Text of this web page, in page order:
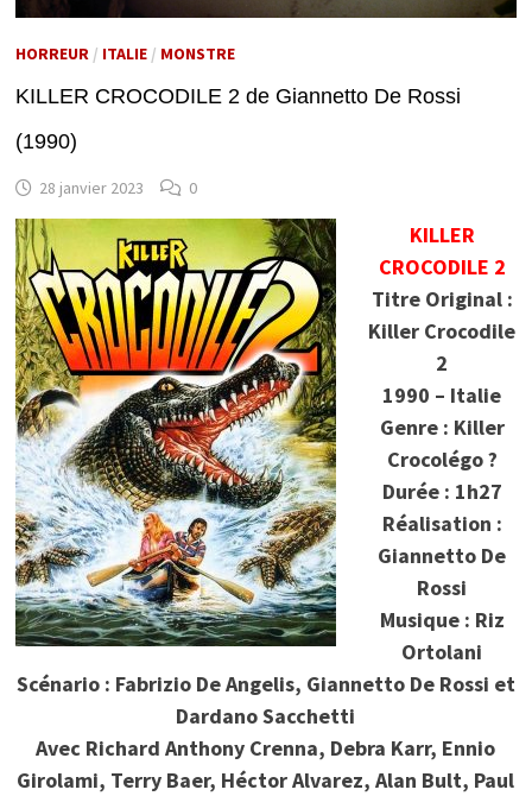
HORREUR/ ITALIE/ MONSTRE
KILLER CROCODILE 2 de Giannetto De Rossi
(1990)
28 janvier 2023 0
KILLER
CROCODILE 2
Titre Original :
Killer Crocodile
2
1990 – Italie
Genre : Killer
Crocolégo ?
Durée : 1h27
Réalisation :
Giannetto De
Rossi
Musique : Riz
Ortolani
Scénario : Fabrizio De Angelis, Giannetto De Rossi et
Dardano Sacchetti
Avec Richard Anthony Crenna, Debra Karr, Ennio
Girolami, Terry Baer, Héctor Alvarez, Alan Bult, Paul